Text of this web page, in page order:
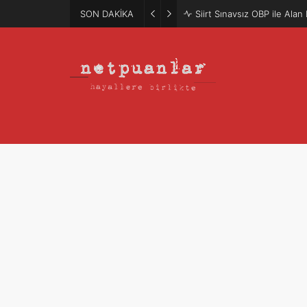
SON DAKİKA Mütercim Atama Puanları